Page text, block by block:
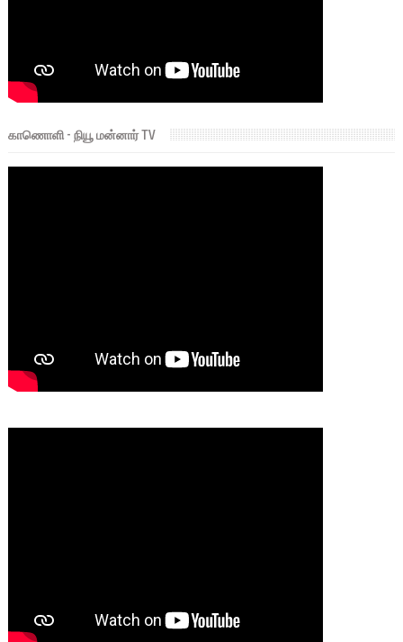
காணொளி - நியூ மன்னார் TV